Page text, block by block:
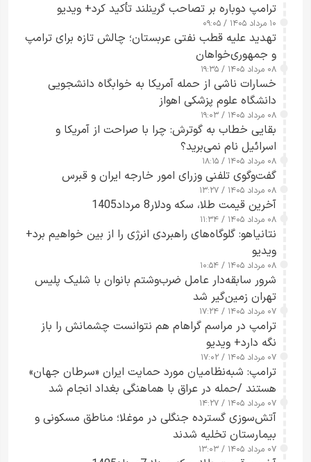
ترامپ دوباره بر تصاحب گرینلند تأکید کرد+ ویدیو
۱۰ مرداد ۱۴۰۵ / ۰۹:۰۵
تهدید علیه قطب نفتی عربستان؛ چالش تازه برای ترامپ
و جمهوری‌خواهان
۰۸ مرداد ۱۴۰۵ / ۱۹:۳۵
خسارات ناشی از حمله آمریکا به خوابگاه دانشجویی
دانشگاه علوم پزشکی اهواز
۰۸ مرداد ۱۴۰۵ / ۱۹:۰۳
بقایی خطاب به گوترش: چرا با صراحت از آمریکا و
اسرائیل نام نمی‌برید؟
۰۸ مرداد ۱۴۰۵ / ۱۸:۱۵
گفت‌وگوی تلفنی وزرای امور خارجه ایران و قبرس
۰۸ مرداد ۱۴۰۵ / ۱۳:۲۷
آخرین قیمت طلا، سکه ودلار8 مرداد1405
۰۸ مرداد ۱۴۰۵ / ۱۱:۳۴
نتانیاهو: گلوگاه‌های راهبردی انرژی را از بین خواهیم برد+
ویدیو
۰۸ مرداد ۱۴۰۵ / ۱۰:۵۴
شرور سابقه‌دار عامل ضرب‌وشتم بانوان با شلیک پلیس
تهران زمین‌گیر شد
۰۷ مرداد ۱۴۰۵ / ۱۷:۲۴
ترامپ در مراسم گراهام هم نتوانست چشمانش را باز
نگه دارد+ ویدیو
۰۷ مرداد ۱۴۰۵ / ۱۷:۰۲
ترامپ: شبه‌نظامیان مورد حمایت ایران «سرطان جهان»
هستند /حمله در عراق با هماهنگی بغداد انجام شد
۰۷ مرداد ۱۴۰۵ / ۱۴:۲۷
آتش‌سوزی گسترده جنگلی در موغلا؛ مناطق مسکونی و
بیمارستان تخلیه شدند
۰۷ مرداد ۱۴۰۵ / ۱۳:۰۳